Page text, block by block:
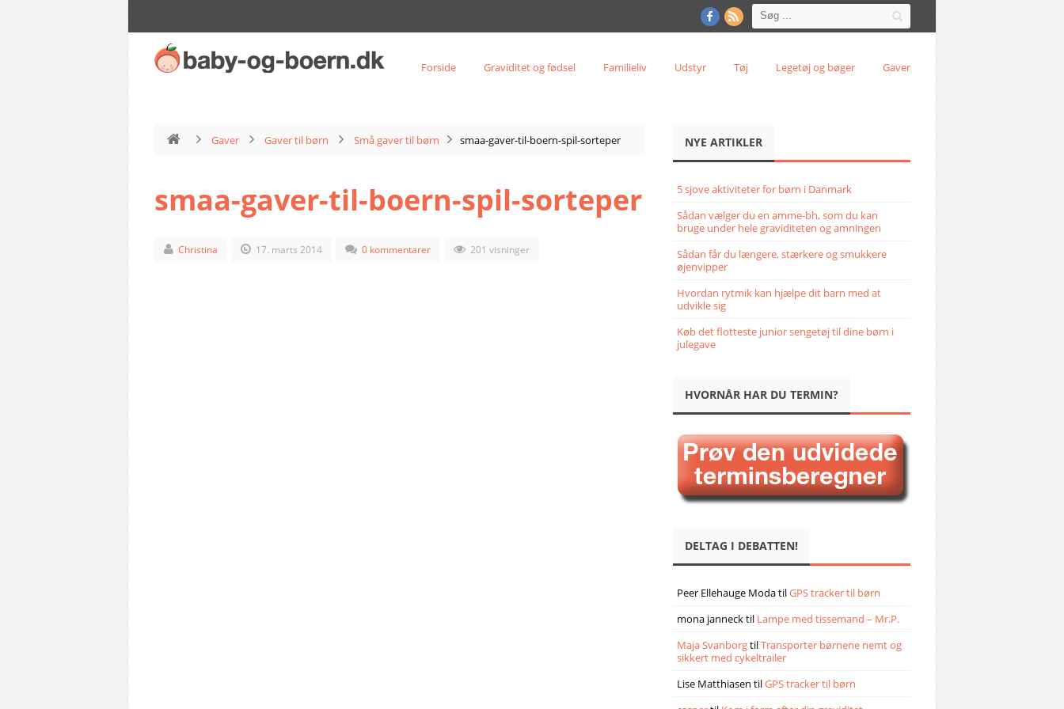
Forside Graviditet og fødsel Familieliv Udstyr Tøj Legetøj og bøger Gaver
Gaver Gaver til børn Små gaver til børn smaa-gaver-til-boern-spil-sorteper
smaa-gaver-til-boern-spil-sorteper
Christina 17. marts 2014 0 kommentarer 201 visninger
NYE ARTIKLER
5 sjove aktiviteter for børn i Danmark
Sådan vælger du en amme-bh, som du kan
bruge under hele graviditeten og amningen
Sådan får du længere, stærkere og smukkere
øjenvipper
Hvordan rytmik kan hjælpe dit barn med at
udvikle sig
Køb det flotteste junior sengetøj til dine børn i
julegave
HVORNÅR HAR DU TERMIN?
DELTAG I DEBATTEN!
Peer Ellehauge ModatilGPS tracker til børn
mona jannecktil Lampe med tissemand – Mr.P.
Maja SvanborgtilTransporter børnene nemt og
sikkert med cykeltrailer
Lise Matthiasen tilGPS tracker til børn